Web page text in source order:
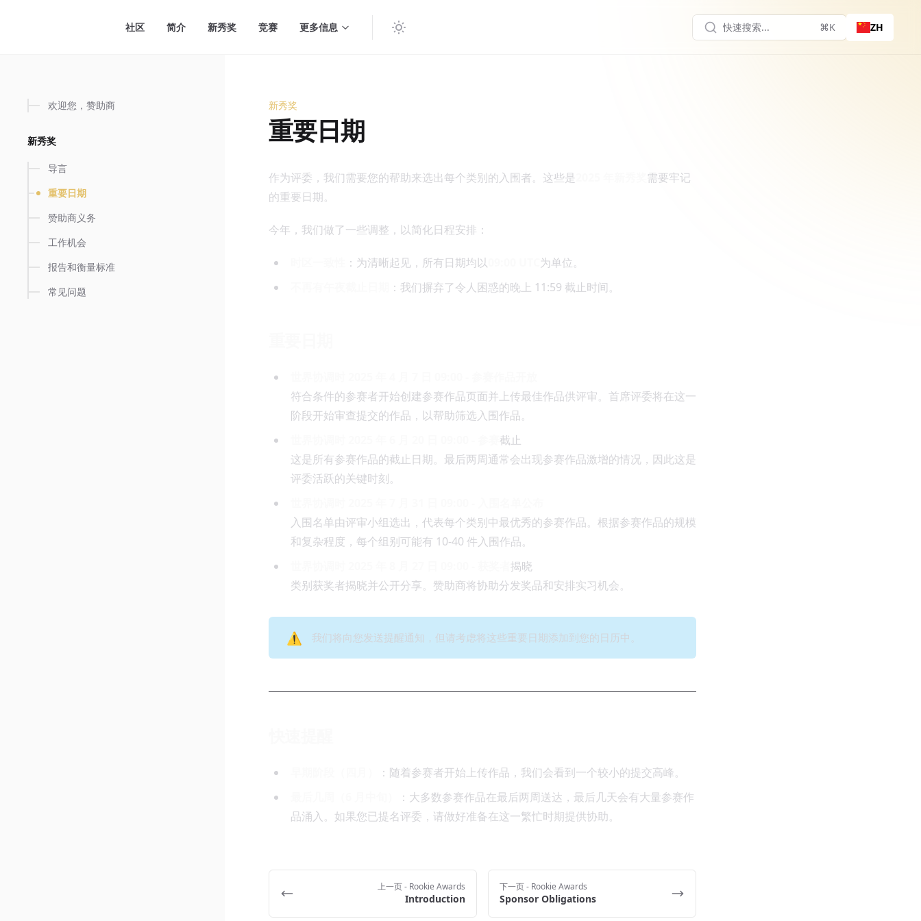
社区
简介 新秀奖 竞赛 更多信息 快速搜索... ⌘K ZH
欢迎您，赞助商
新秀奖
导言
重要日期
赞助商义务
工作机会
报告和衡量标准
常见问题
重要日期
新秀奖
重要日期
作为评委，我们需要您的帮助来选出每个类别的入围者。这些是
需要牢记
的重要日期。
今年，我们做了一些调整，以简化日程安排：
：为清晰起见，所有日期均以
为单位。
：我们摒弃了令人困惑的晚上 11:59 截止时间。
符合条件的参赛者开始创建参赛作品页面并上传最佳作品供评审。首席评委将在这一
阶段开始审查提交的作品，以帮助筛选入围作品。
截止
这是所有参赛作品的截止日期。最后两周通常会出现参赛作品激增的情况，因此这是
评委活跃的关键时刻。
入围名单由评审小组选出，代表每个类别中最优秀的参赛作品。根据参赛作品的规模
和复杂程度，每个组别可能有 10-40 件入围作品。
揭晓
类别获奖者揭晓并公开分享。赞助商将协助分发奖品和安排实习机会。
⚠️ 我们将向您发送提醒通知，但请考虑将这些重要日期添加到您的日历中。
：随着参赛者开始上传作品，我们会看到一个较小的提交高峰。
：大多数参赛作品在最后两周送达，最后几天会有大量参赛作
品涌入。如果您已提名评委，请做好准备在这一繁忙时期提供协助。
上一页- Rookie Awards
Introduction
下一页- Rookie Awards
Sponsor Obligations